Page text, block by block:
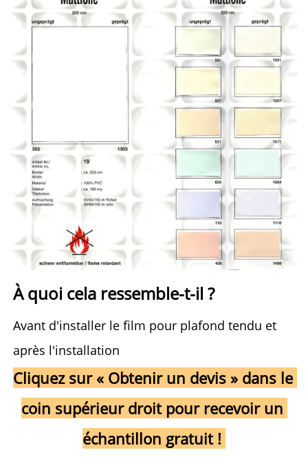
À quoi cela ressemble-t-il ?
Avant d'installer le film pour plafond tendu et
après l'installation
Cliquez sur « Obtenir un devis » dans le
coin supérieur droit pour recevoir un
échantillon gratuit !